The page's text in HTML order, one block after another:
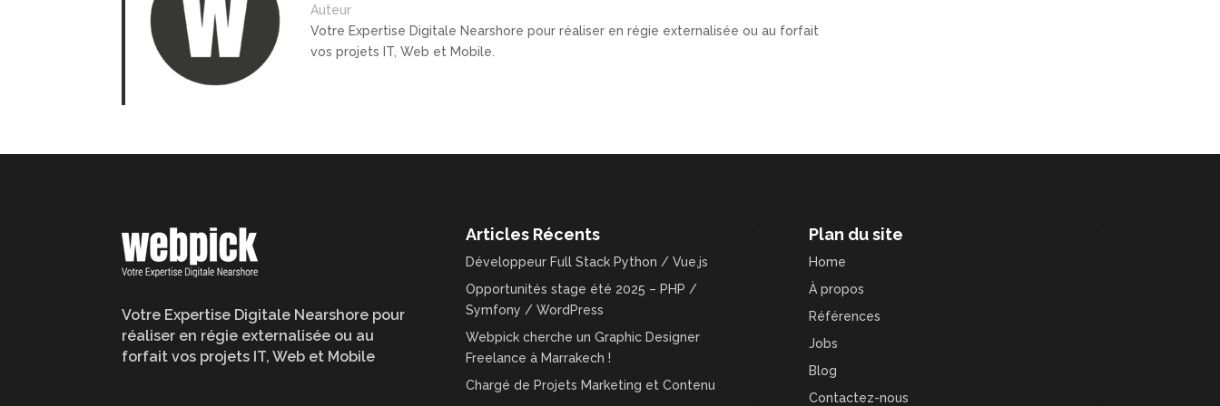
Auteur
Votre Expertise Digitale Nearshore pour réaliser en régie externalisée ou au forfait
vos projets IT, Web et Mobile.
Votre Expertise Digitale Nearshore pour
réaliser en régie externalisée ou au
forfait vos projets IT, Web et Mobile
Articles Récents
Développeur Full Stack Python / Vue.js
Opportunités stage été 2025 – PHP /
Symfony / WordPress
Webpick cherche un Graphic Designer
Freelance à Marrakech !
Chargé de Projets Marketing et Contenu
Plan du site
Home
À propos
Références
Jobs
Blog
Contactez-nous